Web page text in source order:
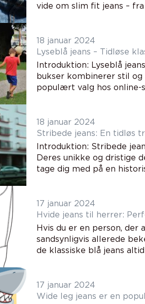
vide om slim fit jeans –
18 januar 2024
Lyseblå jeans – Tidløse
Introduktion: Lyseblå
bukser kombinerer stil
populært valg hos online-
18 januar 2024
Stribede jeans: En tidløs
Introduktion: Stribede
Deres unikke og dristige
tage dig med på en
17 januar 2024
Hvide jeans til herrer:
Hvis du er en person,
sandsynligvis allerede
de klassiske blå jeans
17 januar 2024
Wide leg jeans er en